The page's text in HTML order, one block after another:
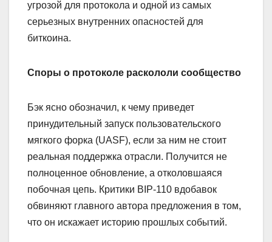
угрозой для протокола и одной из самых
серьезных внутренних опасностей для
биткоина.
Споры о протоколе раскололи сообщество
Бэк ясно обозначил, к чему приведет
принудительный запуск пользовательского
мягкого форка (UASF), если за ним не стоит
реальная поддержка отрасли. Получится не
полноценное обновление, а отколовшаяся
побочная цепь. Критики BIP-110 вдобавок
обвиняют главного автора предложения в том,
что он искажает историю прошлых событий.